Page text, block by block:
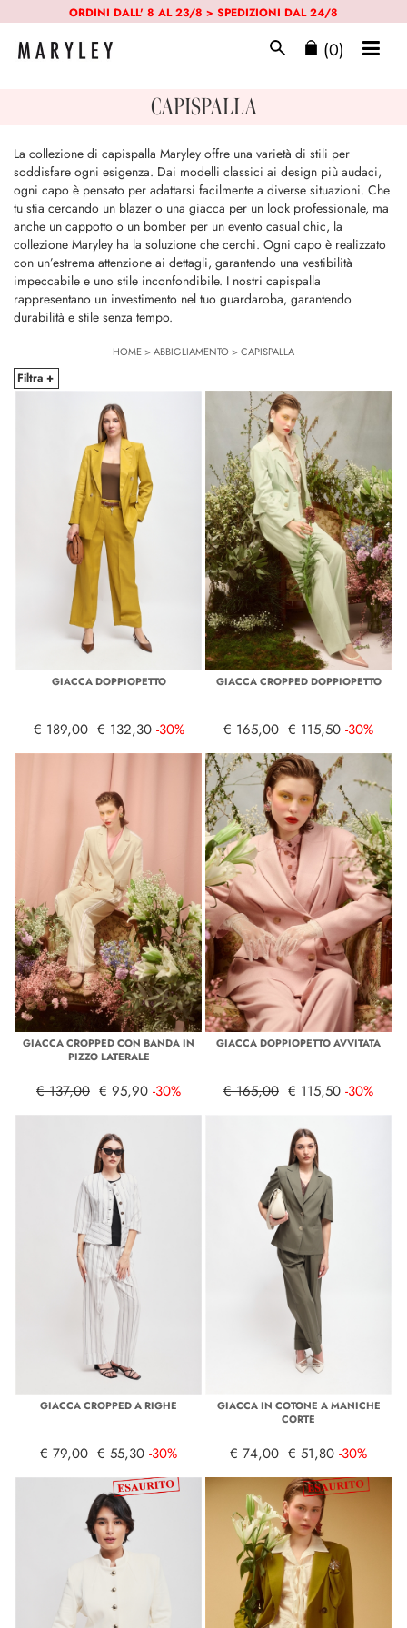
ORDINI DALL' 8 AL 23/8 > SPEDIZIONI DAL 24/8
(0)
CAPISPALLA
La collezione di capispalla Maryley offre una varietà di stili per
soddisfare ogni esigenza. Dai modelli classici ai design più audaci,
ogni capo è pensato per adattarsi facilmente a diverse situazioni. Che
tu stia cercando un blazer o una giacca per un look professionale, ma
anche un cappotto o un bomber per un evento casual chic, la
collezione Maryley ha la soluzione che cerchi. Ogni capo è realizzato
con un’estrema attenzione ai dettagli, garantendo una vestibilità
impeccabile e uno stile inconfondibile. I nostri capispalla
rappresentano un investimento nel tuo guardaroba, garantendo
durabilità e stile senza tempo.
HOME>ABBIGLIAMENTO>CAPISPALLA
Filtra +
GIACCA DOPPIOPETTO
€ 189,00 € 132,30 -30%
GIACCA CROPPED DOPPIOPETTO
€ 165,00 € 115,50 -30%
GIACCA CROPPED CON BANDA IN
PIZZO LATERALE
€ 137,00 € 95,90 -30%
GIACCA DOPPIOPETTO AVVITATA
€ 165,00 € 115,50 -30%
GIACCA CROPPED A RIGHE
€ 79,00 € 55,30 -30%
GIACCA IN COTONE A MANICHE
CORTE
€ 74,00 € 51,80 -30%